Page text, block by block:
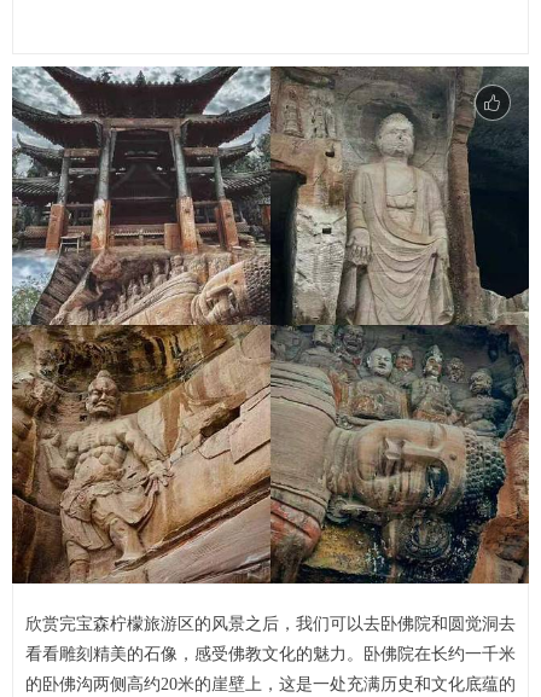
欣赏完宝森柠檬旅游区的风景之后，我们可以去卧佛院和圆觉洞去
看看雕刻精美的石像，感受佛教文化的魅力。卧佛院在长约一千米
的卧佛沟两侧高约20米的崖壁上，这是一处充满历史和文化底蕴的